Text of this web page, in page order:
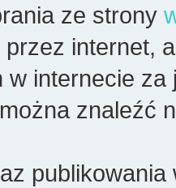
ze strony
przez internet,
internecie
znaleźć